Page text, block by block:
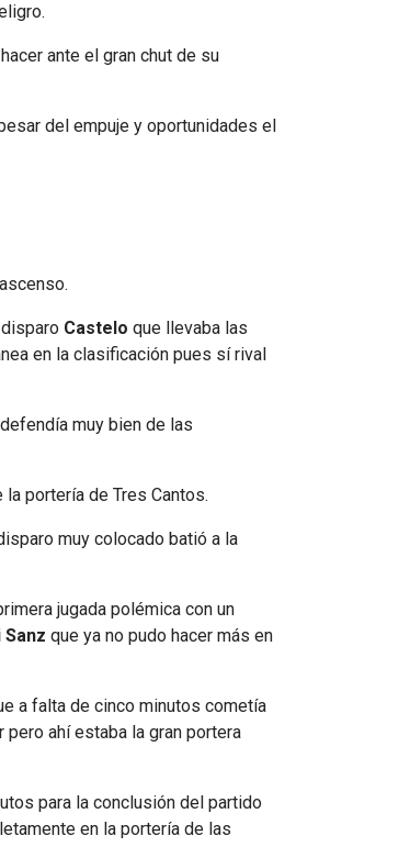
ante el gran chut de su
del empuje y oportunidades el
Castelo que llevaba las
en la clasificación pues sí rival
muy bien de las
portería de Tres Cantos.
muy colocado batió a la
jugada polémica con un
que ya no pudo hacer más en
a falta de cinco minutos cometía
ahí estaba la gran portera
para la conclusión del partido
en la portería de las